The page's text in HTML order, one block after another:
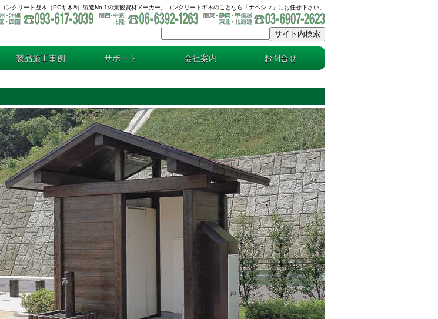
コンクリート擬木（PCギ木®）製造No.1の景観資材メーカー。コンクリートギ木のことなら「ナベシマ」にお任せ下さい。
製品施工事例 サポート 会社案内 お問合せ